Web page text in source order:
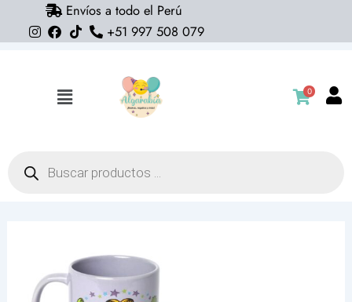
Envíos a todo el Perú
+51 997 508 079
Flyout
0
productos
Garfield
Libra